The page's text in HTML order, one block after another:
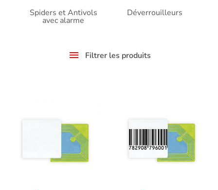
Spiders et Antivols
avec alarme
Déverrouilleurs
Filtrer les produits